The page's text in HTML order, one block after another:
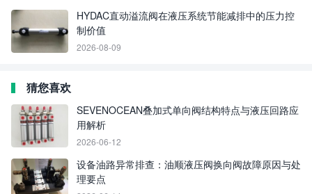
HYDAC直动溢流阀在液压系统节能减排中的压力控
制价值
2026-08-09
猜您喜欢
SEVENOCEAN叠加式单向阀结构特点与液压回路应
用解析
2026-06-12
设备油路异常排查：油顺液压阀换向阀故障原因与处
理要点